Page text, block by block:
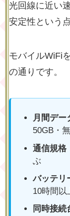
光回線に近い
安定性という
モバイルWiFi
の通りです。
月間デー
50GB・
通信規格
ぶ
バッテリ
10時間以
同時接続